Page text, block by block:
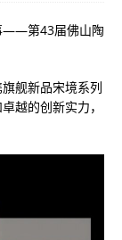
——第43届佛山陶
舰新品宋境系列
越的创新实力，